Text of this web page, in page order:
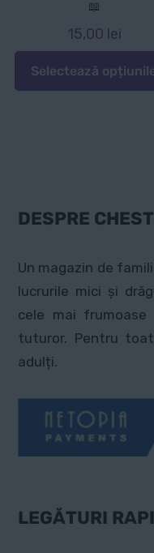
📖
15,00 lei
Selectează
Acest
Opțiunile
alese
în
pagina
produsului.
DESPRE
Un magazin de
lucrurile mici și
cele mai
tuturor. Pentru
adulți.
LEGĂTURI